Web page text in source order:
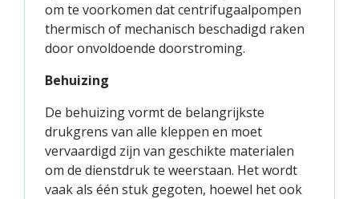
om te voorkomen dat centrifugaalpompen
thermisch of mechanisch beschadigd raken
door onvoldoende doorstroming.
Behuizing
De behuizing vormt de belangrijkste
drukgrens van alle kleppen en moet
vervaardigd zijn van geschikte materialen
om de dienstdruk te weerstaan. Het wordt
vaak als één stuk gegoten, hoewel het ook